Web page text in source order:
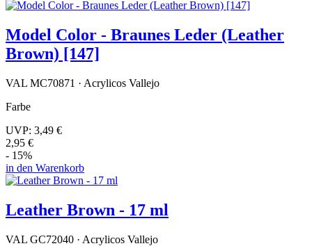
Model Color - Braunes Leder (Leather
Brown) [147]
VAL MC70871 · Acrylicos Vallejo
Farbe
UVP: 3,49 €
2,95 €
- 15%
in den Warenkorb
Leather Brown - 17 ml
VAL GC72040 · Acrylicos Vallejo